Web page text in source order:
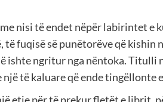
nisi të endet nëpër labirintet e
fuqisë së punëtorëve që kishin
ishte ngritur nga nëntoka.
të kaluare që ende tingëllonte